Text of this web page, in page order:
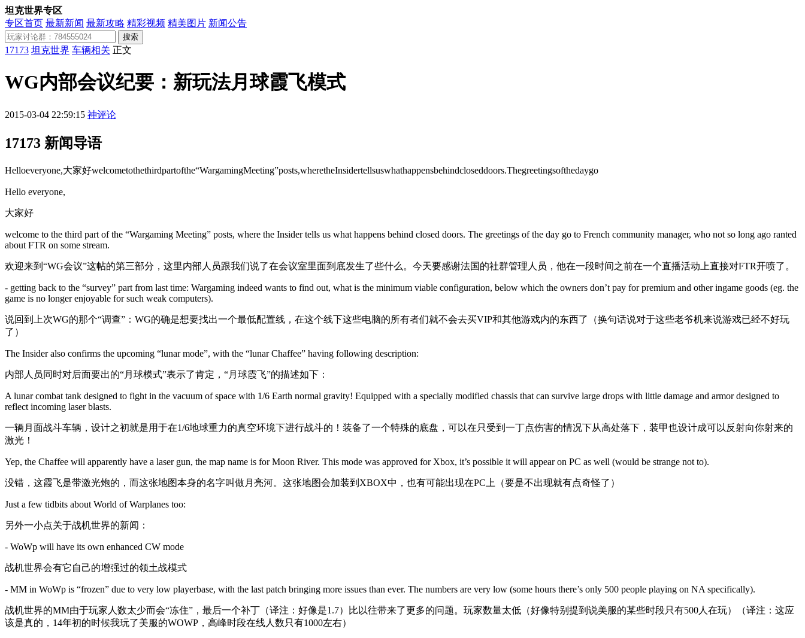
坦克世界专区
专区首页 最新新闻 最新攻略 精彩视频 精美图片 新闻公告
搜索
17173 坦克世界 车辆相关 正文
WG内部会议纪要：新玩法月球霞飞模式
2015-03-04 22:59:15 神评论
17173 新闻导语
Helloeveryone,大家好welcometothethirdpartofthe“WargamingMeeting”posts,wheretheInsidertellsuswhathappensbehindcloseddoors.Thegreetingsofthedaygo
Hello everyone,
大家好
welcome to the third part of the “Wargaming Meeting” posts, where the Insider tells us what happens behind closed doors. The greetings of the day go to French community manager, who not so long ago ranted
about FTR on some stream.
欢迎来到“WG会议”这帖的第三部分，这里内部人员跟我们说了在会议室里面到底发生了些什么。今天要感谢法国的社群管理人员，他在一段时间之前在一个直播活动上直接对FTR开喷了。
- getting back to the “survey” part from last time: Wargaming indeed wants to find out, what is the minimum viable configuration, below which the owners don’t pay for premium and other ingame goods (eg. the
game is no longer enjoyable for such weak computers).
说回到上次WG的那个“调查”：WG的确是想要找出一个最低配置线，在这个线下这些电脑的所有者们就不会去买VIP和其他游戏内的东西了（换句话说对于这些老爷机来说游戏已经不好玩
了）
The Insider also confirms the upcoming “lunar mode”, with the “lunar Chaffee” having following description:
内部人员同时对后面要出的“月球模式”表示了肯定，“月球霞飞”的描述如下：
A lunar combat tank designed to fight in the vacuum of space with 1/6 Earth normal gravity! Equipped with a specially modified chassis that can survive large drops with little damage and armor designed to
reflect incoming laser blasts.
一辆月面战斗车辆，设计之初就是用于在1/6地球重力的真空环境下进行战斗的！装备了一个特殊的底盘，可以在只受到一丁点伤害的情况下从高处落下，装甲也设计成可以反射向你射来的
激光！
Yep, the Chaffee will apparently have a laser gun, the map name is for Moon River. This mode was approved for Xbox, it’s possible it will appear on PC as well (would be strange not to).
没错，这霞飞是带激光炮的，而这张地图本身的名字叫做月亮河。这张地图会加装到XBOX中，也有可能出现在PC上（要是不出现就有点奇怪了）
Just a few tidbits about World of Warplanes too:
另外一小点关于战机世界的新闻：
- WoWp will have its own enhanced CW mode
战机世界会有它自己的增强过的领土战模式
- MM in WoWp is “frozen” due to very low playerbase, with the last patch bringing more issues than ever. The numbers are very low (some hours there’s only 500 people playing on NA specifically).
战机世界的MM由于玩家人数太少而会“冻住”，最后一个补丁（译注：好像是1.7）比以往带来了更多的问题。玩家数量太低（好像特别提到说美服的某些时段只有500人在玩）（译注：这应
该是真的，14年初的时候我玩了美服的WOWP，高峰时段在线人数只有1000左右）